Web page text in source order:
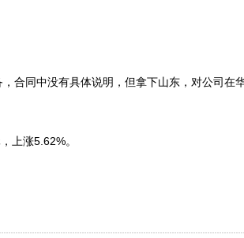
同中没有具体说明，但拿下山东，对公司在
涨5.62%。